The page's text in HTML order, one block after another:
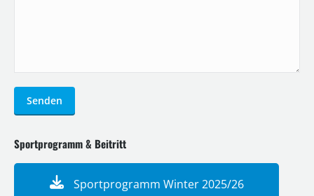
Senden
Sportprogramm & Beitritt
Sportprogramm Winter 2025/26